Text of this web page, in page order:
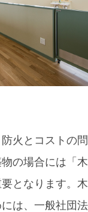
火とコストの
の場合には「
となります。
は、一般社団